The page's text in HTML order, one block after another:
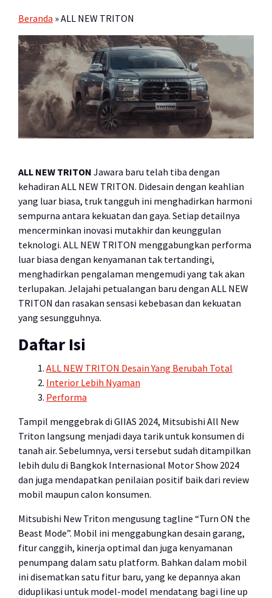
Beranda »ALL NEW TRITON
ALL NEW TRITON Jawara baru telah tiba dengan
kehadiran ALL NEW TRITON. Didesain dengan keahlian
yang luar biasa, truk tangguh ini menghadirkan harmoni
sempurna antara kekuatan dan gaya. Setiap detailnya
mencerminkan inovasi mutakhir dan keunggulan
teknologi. ALL NEW TRITON menggabungkan performa
luar biasa dengan kenyamanan tak tertandingi,
menghadirkan pengalaman mengemudi yang tak akan
terlupakan. Jelajahi petualangan baru dengan ALL NEW
TRITON dan rasakan sensasi kebebasan dan kekuatan
yang sesungguhnya.
Daftar Isi
ALL NEW TRITON Desain Yang Berubah Total
Interior Lebih Nyaman
Performa
Tampil menggebrak di GIIAS 2024, Mitsubishi All New
Triton langsung menjadi daya tarik untuk konsumen di
tanah air. Sebelumnya, versi tersebut sudah ditampilkan
lebih dulu di Bangkok Internasional Motor Show 2024
dan juga mendapatkan penilaian positif baik dari review
mobil maupun calon konsumen.
Mitsubishi New Triton mengusung tagline “Turn ON the
Beast Mode”. Mobil ini menggabungkan desain garang,
fitur canggih, kinerja optimal dan juga kenyamanan
penumpang dalam satu platform. Bahkan dalam mobil
ini disematkan satu fitur baru, yang ke depannya akan
diduplikasi untuk model-model mendatang bagi line up